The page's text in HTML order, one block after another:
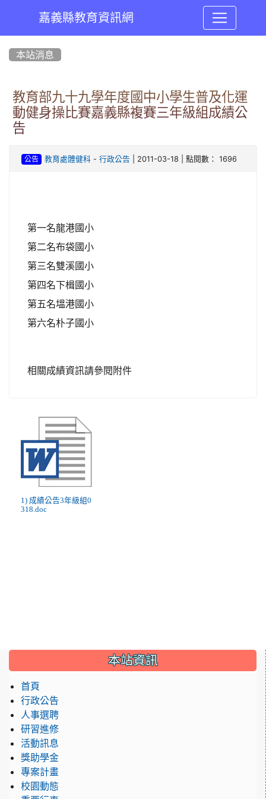
嘉義縣教育資訊網
本站消息
教育部九十九學年度國中小學生普及化運
動健身操比賽嘉義縣複賽三年級組成績公
告
公告 教育處體健科- 行政公告 | 2011-03-18 | 點閱數： 1696
第一名龍港國小
第二名布袋國小
第三名雙溪國小
第四名下楫國小
第五名塭港國小
第六名朴子國小
相關成績資訊請參閱附件
1) 成績公告3年級組0
318.doc
::: 本站資訊
首頁
行政公告
人事選聘
研習進修
活動訊息
獎助學金
專案計畫
校園動態